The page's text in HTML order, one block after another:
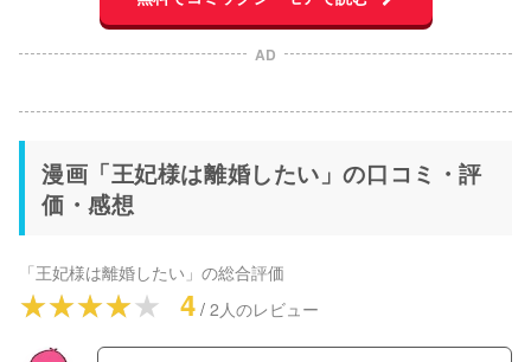
AD
漫画「王妃様は離婚したい」の口コミ・評
価・感想
「王妃様は離婚したい」 の総合評価
4 / 2 人のレビュー